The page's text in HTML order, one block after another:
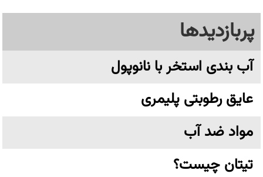
پربازدیدها
آب بندی استخر با نانوپول
عایق رطوبتی پلیمری
مواد ضد آب
تیتان چیست؟